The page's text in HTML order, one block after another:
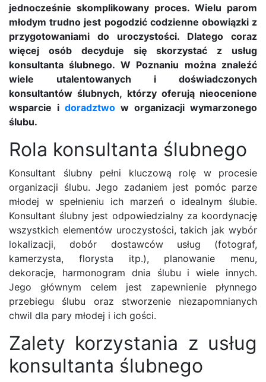
jednocześnie skomplikowany proces. Wielu parom
młodym trudno jest pogodzić codzienne obowiązki z
przygotowaniami do uroczystości. Dlatego coraz
więcej osób decyduje się skorzystać z usług
konsultanta ślubnego. W Poznaniu można znaleźć
wiele utalentowanych i doświadczonych
konsultantów ślubnych, którzy oferują nieocenione
wsparcie i doradztwo w organizacji wymarzonego
ślubu.
Rola konsultanta ślubnego
Konsultant ślubny pełni kluczową rolę w procesie
organizacji ślubu. Jego zadaniem jest pomóc parze
młodej w spełnieniu ich marzeń o idealnym ślubie.
Konsultant ślubny jest odpowiedzialny za koordynację
wszystkich elementów uroczystości, takich jak wybór
lokalizacji, dobór dostawców usług (fotograf,
kamerzysta, florysta itp.), planowanie menu,
dekoracje, harmonogram dnia ślubu i wiele innych.
Jego głównym celem jest zapewnienie płynnego
przebiegu ślubu oraz stworzenie niezapomnianych
chwil dla pary młodej i ich gości.
Zalety korzystania z usług
konsultanta ślubnego